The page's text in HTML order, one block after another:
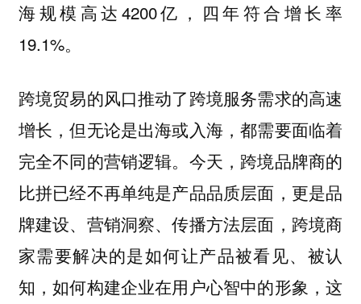
海规模高达4200亿，四年符合增长率
19.1%。
跨境贸易的风口推动了跨境服务需求的高速
增长，但无论是出海或入海，都需要面临着
完全不同的营销逻辑。今天， 跨境品牌商的
比拼已经不再单纯是产品品质层面，更是品
牌建设、营销洞察、传播方法层面，跨境商
家需要解决的是如何让产品被看见、被认
知，如何构建企业在用户心智中的形象，这